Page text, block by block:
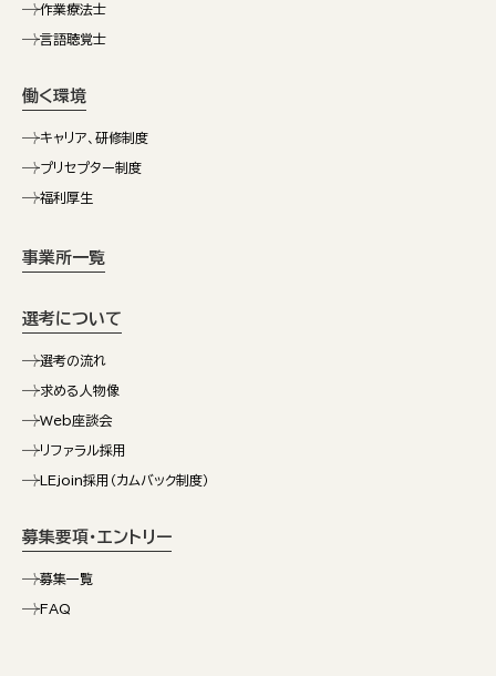
作業療法士
言語聴覚士
働く環境
キャリア、研修制度
プリセプター制度
福利厚生
事業所一覧
選考について
選考の流れ
求める人物像
Web座談会
リファラル採用
LEjoin採用（カムバック制度）
募集要項・エントリー
募集一覧
FAQ